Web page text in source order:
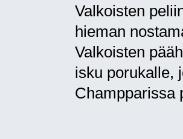
Valkoisten
hieman
Valkoisten
isku porukalle,
Champparissa